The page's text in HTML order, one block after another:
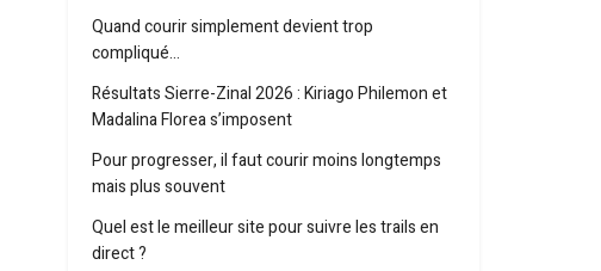
Quand courir simplement devient trop
compliqué…
Résultats Sierre-Zinal 2026 : Kiriago Philemon et
Madalina Florea s’imposent
Pour progresser, il faut courir moins longtemps
mais plus souvent
Quel est le meilleur site pour suivre les trails en
direct ?